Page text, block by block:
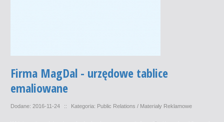
Firma MagDal - urzędowe tablice
emaliowane
Dodane: 2016-11-24 :: Kategoria: Public Relations / Materiały Reklamowe